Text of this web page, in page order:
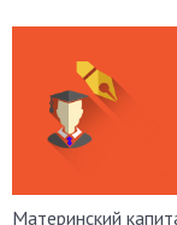
Материнский